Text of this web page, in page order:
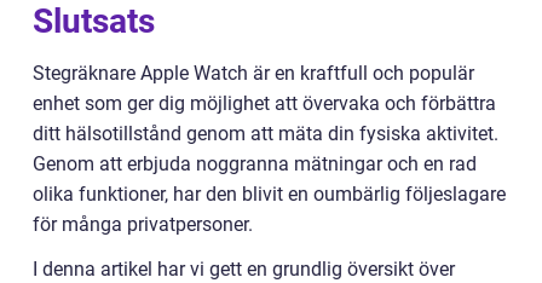
Slutsats
Stegräknare Apple Watch är en kraftfull och populär
enhet som ger dig möjlighet att övervaka och förbättra
ditt hälsotillstånd genom att mäta din fysiska aktivitet.
Genom att erbjuda noggranna mätningar och en rad
olika funktioner, har den blivit en oumbärlig följeslagare
för många privatpersoner.
I denna artikel har vi gett en grundlig översikt över